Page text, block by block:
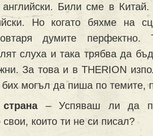
английски. Били сме в
Но когато бяхме на
думите перфектно.
слуха и така трябва да
За това и в THERION
могъл да пиша по темите,
– Успяваш ли да
свои, които ти не си писал?